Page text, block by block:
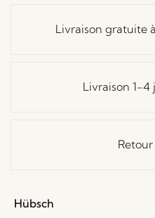
Livraison gratuite
Livraison 1-4
Hübsch